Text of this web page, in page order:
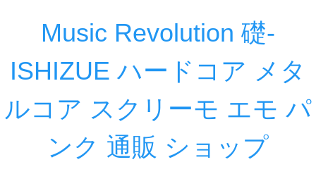
Music Revolution 礎-
ISHIZUE ハードコア メタ
ルコア スクリーモ エモ パ
ンク 通販 ショップ